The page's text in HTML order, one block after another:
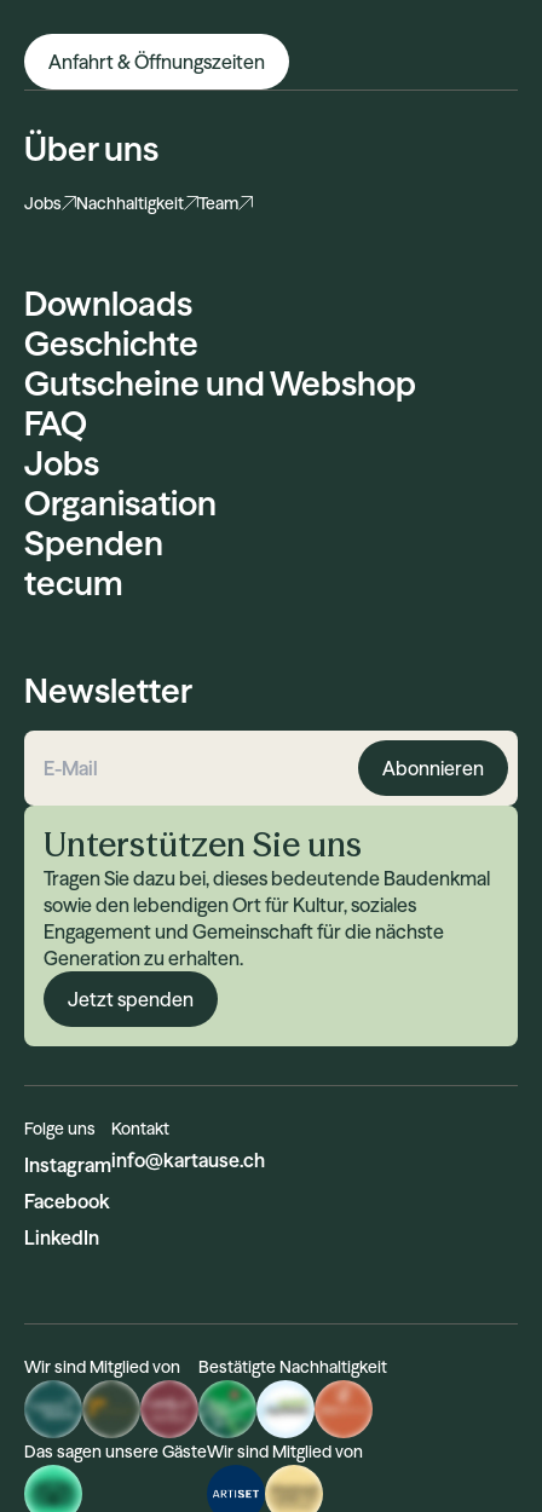
Anfahrt & Öffnungszeiten
Über uns
Jobs Nachhaltigkeit Team
Downloads
Geschichte
Gutscheine und Webshop
FAQ
Jobs
Organisation
Spenden
tecum
Newsletter
E-Mail-Adresse Abonnieren
Unterstützen Sie uns
Tragen Sie dazu bei, dieses bedeutende Baudenkmal
sowie den lebendigen Ort für Kultur, soziales
Engagement und Gemeinschaft für die nächste
Generation zu erhalten.
Jetzt spenden
Folge uns
Instagram
Facebook
LinkedIn
Kontakt
info@kartause.ch
Wir sind Mitglied von Bestätigte Nachhaltigkeit
Das sagen unsere GästeWir sind Mitglied von